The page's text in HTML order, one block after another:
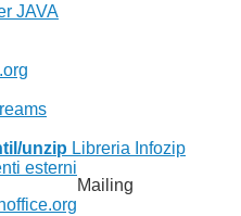
JAVA
unzip Libreria Infozip
esterni
Mailing